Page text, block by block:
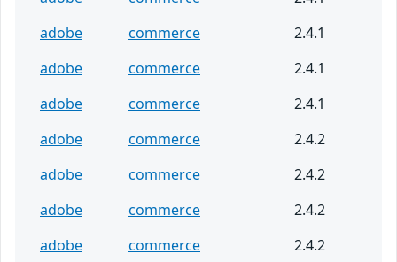
adobe
commerce
2.4.1
adobe
commerce
2.4.1
adobe
commerce
2.4.1
adobe
commerce
2.4.2
adobe
commerce
2.4.2
adobe
commerce
2.4.2
adobe
commerce
2.4.2